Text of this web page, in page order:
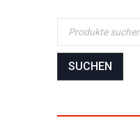
SUCHEN